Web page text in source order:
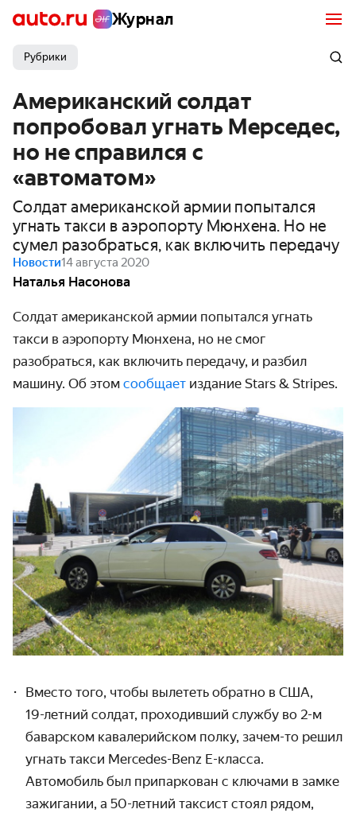
Журнал
Рубрики
Американский солдат
попробовал угнать Мерседес,
но не справился с
«автоматом»
Солдат американской армии попытался
угнать такси в аэропорту Мюнхена. Но не
сумел разобраться, как включить передачу
Новости14 августа 2020
Наталья Насонова
Солдат американской армии попытался угнать
такси в аэропорту Мюнхена, но не смог
разобраться, как включить передачу, и разбил
машину. Об этом сообщает издание Stars & Stripes.
Вместо того, чтобы вылететь обратно в США,
19-летний солдат, проходивший службу во 2-м
баварском кава­лерийском полку, зачем-то решил
угнать такси Mercedes-Benz E-класса.
Автомобиль был припаркован с ключами в замке
зажигании, а 50-летний таксист стоял рядом,